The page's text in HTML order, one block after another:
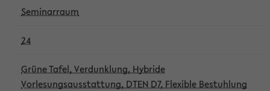
Seminarraum
24
Grüne Tafel, Verdunklung, Hybride
Vorlesungsausstattung, DTEN D7, Flexible Bestuhlung